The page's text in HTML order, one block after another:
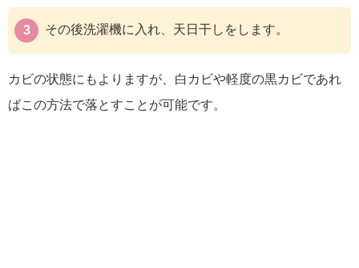
その後洗濯機に入れ、天日干しをします。
カビの状態にもよりますが、白カビや軽度の黒カビであれ
ばこの方法で落とすことが可能です。